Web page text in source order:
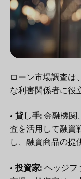
ローン市場調査は
な利害関係者に役
• 貸し手: 金融機関
査を活用して融資
し、融資商品の提
• 投資家: ヘッジフ